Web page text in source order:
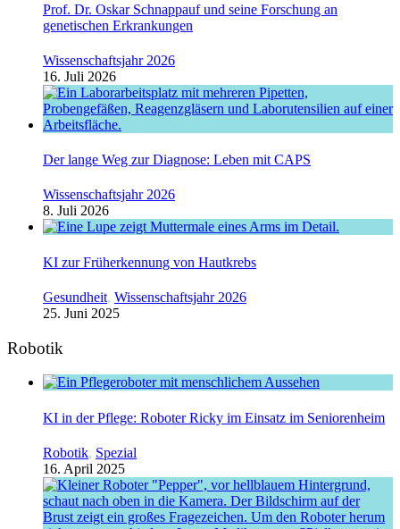
Prof. Dr. Oskar Schnappauf und seine Forschung an
genetischen Erkrankungen
Wissenschaftsjahr 2026
16. Juli 2026
Der lange Weg zur Diagnose: Leben mit CAPS
Wissenschaftsjahr 2026
8. Juli 2026
KI zur Früherkennung von Hautkrebs
Gesundheit, Wissenschaftsjahr 2026
25. Juni 2025
Robotik
KI in der Pflege: Roboter Ricky im Einsatz im Seniorenheim
Robotik, Spezial
16. April 2025